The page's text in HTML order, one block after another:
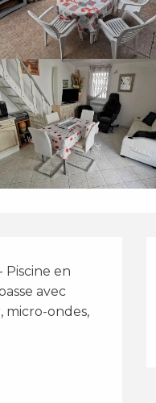
en
avec
micro-ondes,